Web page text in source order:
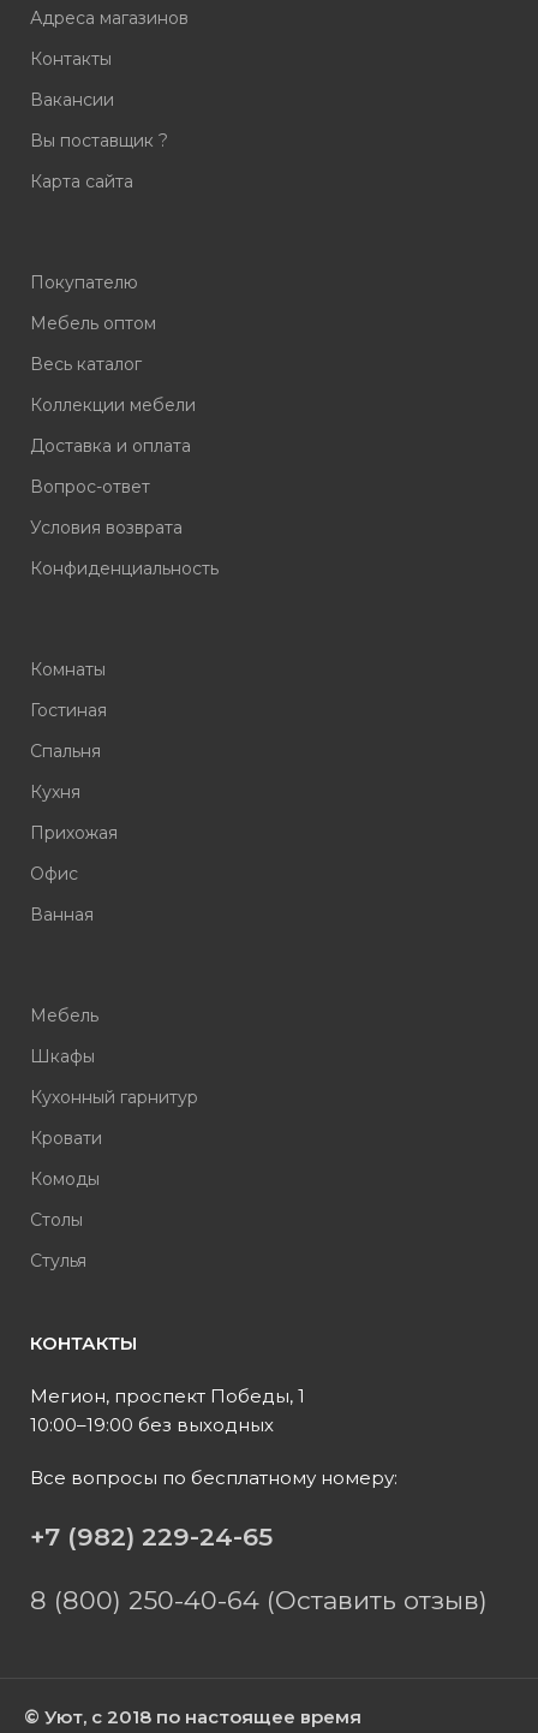
Адреса магазинов
Контакты
Вакансии
Вы поставщик ?
Карта сайта
Покупателю
Мебель оптом
Весь каталог
Коллекции мебели
Доставка и оплата
Вопрос-ответ
Условия возврата
Конфиденциальность
Комнаты
Гостиная
Спальня
Кухня
Прихожая
Офис
Ванная
Мебель
Шкафы
Кухонный гарнитур
Кровати
Комоды
Столы
Стулья
КОНТАКТЫ
Мегион, проспект Победы, 1
10:00–19:00 без выходных
Все вопросы по бесплатному номеру:
+7 (982) 229-24-65
8 (800) 250-40-64 (Оставить отзыв)
© Уют, с 2018 по настоящее время